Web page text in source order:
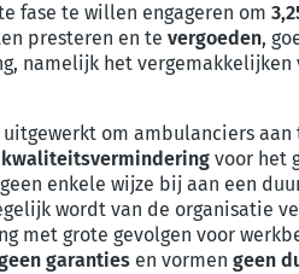
fase te willen engageren om
presteren en te vergoeden,
namelijk het
om ambulanciers
kwaliteitsvermindering voor het
enkele wijze bij aan een
wordt van de organisatie
met grote gevolgen voor
garanties en vormen geen